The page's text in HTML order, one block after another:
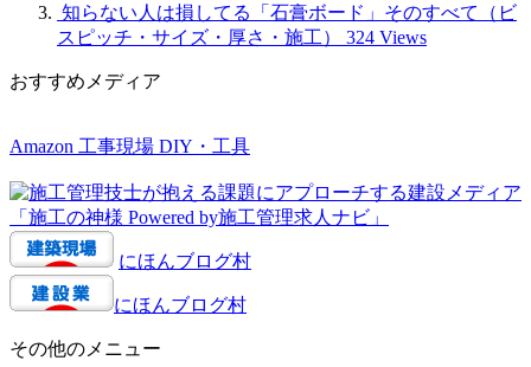
知らない人は損してる「石膏ボード」そのすべて（ビ
スピッチ・サイズ・厚さ・施工）
324 Views
おすすめメディア
Amazon 工事現場 DIY・工具
にほんブログ村
にほんブログ村
その他のメニュー